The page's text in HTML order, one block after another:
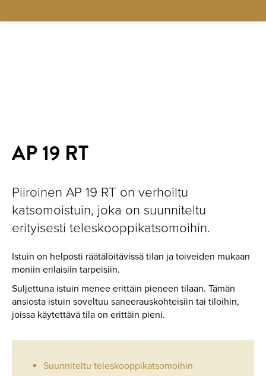
AP 19 RT
Piiroinen AP 19 RT on verhoiltu
katsomoistuin, joka on suunniteltu
erityisesti teleskooppikatsomoihin.
Istuin on helposti räätälöitävissä tilan ja toiveiden mukaan
moniin erilaisiin tarpeisiin.
Suljettuna istuin menee erittäin pieneen tilaan. Tämän
ansiosta istuin soveltuu saneerauskohteisiin tai tiloihin,
joissa käytettävä tila on erittäin pieni.
Suunniteltu teleskooppikatsomoihin